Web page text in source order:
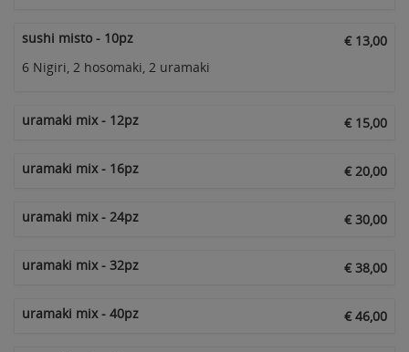
sushi misto - 10pz
€ 13,00
6 Nigiri, 2 hosomaki, 2 uramaki
uramaki mix - 12pz € 15,00
uramaki mix - 16pz € 20,00
uramaki mix - 24pz € 30,00
uramaki mix - 32pz € 38,00
uramaki mix - 40pz € 46,00